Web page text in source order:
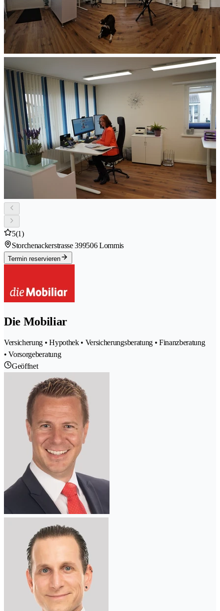
5(1)
Storchenackerstrasse 399506 Lommis
Termin reservieren
Die Mobiliar
Versicherung • Hypothek • Versicherungsberatung • Finanzberatung
• Vorsorgeberatung
Geöffnet